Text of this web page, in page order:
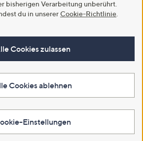
bisherigen Verarbeitung unberührt.
du in unserer Cookie-Richtlinie
Cookies zulassen
Cookies ablehnen
Einstellungen